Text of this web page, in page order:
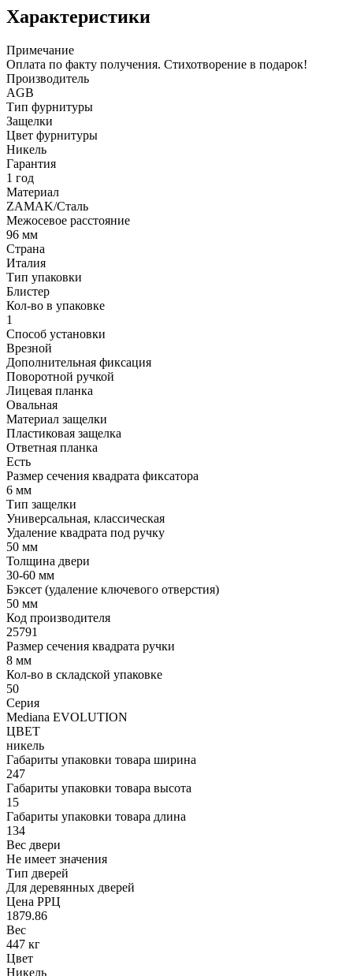
Характеристики
Примечание
Оплата по факту получения. Стихотворение в подарок!
Производитель
AGB
Тип фурнитуры
Защелки
Цвет фурнитуры
Никель
Гарантия
1 год
Материал
ZAMAK/Сталь
Межосевое расстояние
96 мм
Страна
Италия
Тип упаковки
Блистер
Кол-во в упаковке
1
Способ установки
Врезной
Дополнительная фиксация
Поворотной ручкой
Лицевая планка
Овальная
Материал защелки
Пластиковая защелка
Ответная планка
Есть
Размер сечения квадрата фиксатора
6 мм
Тип защелки
Универсальная, классическая
Удаление квадрата под ручку
50 мм
Толщина двери
30-60 мм
Бэксет (удаление ключевого отверстия)
50 мм
Код производителя
25791
Размер сечения квадрата ручки
8 мм
Кол-во в складской упаковке
50
Серия
Mediana EVOLUTION
ЦВЕТ
никель
Габариты упаковки товара ширина
247
Габариты упаковки товара высота
15
Габариты упаковки товара длина
134
Вес двери
Не имеет значения
Тип дверей
Для деревянных дверей
Цена РРЦ
1879.86
Вес
447 кг
Цвет
Никель